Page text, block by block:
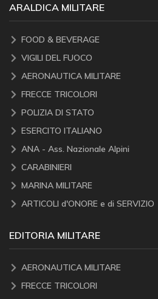
ARALDICA MILITARE
FOOD & BEVERAGE
VIGILI DEL FUOCO
AERONAUTICA MILITARE
FRECCE TRICOLORI
POLIZIA DI STATO
ESERCITO ITALIANO
ANA - Ass. Nazionale Alpini
CARABINIERI
MARINA MILITARE
ARTICOLI d'ONORE e di SERVIZIO
EDITORIA MILITARE
AERONAUTICA MILITARE
FRECCE TRICOLORI